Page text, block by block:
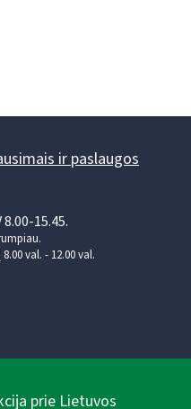
ir paslaugos
15.45.
val. - 12.00 val.
prie Lietuvos